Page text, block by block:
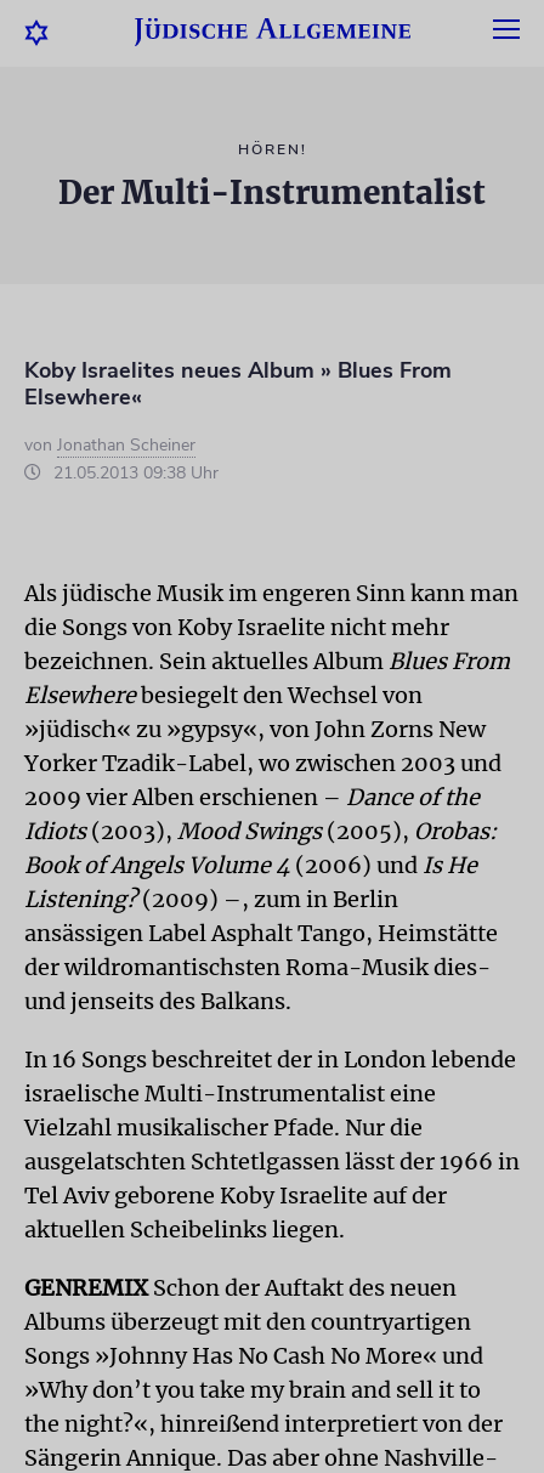
HÖREN!
Der Multi-Instrumentalist
Koby Israelites neues Album » Blues From
Elsewhere«
von Jonathan Scheiner
21.05.2013 09:38 Uhr
Als jüdische Musik im engeren Sinn kann man
die Songs von Koby Israelite nicht mehr
bezeichnen. Sein aktuelles Album Blues From
Elsewherebesiegelt den Wechsel von
»jüdisch« zu »gypsy«, von John Zorns New
Yorker Tzadik-Label, wo zwischen 2003 und
2009 vier Alben erschienen – Dance of the
Idiots(2003), Mood Swings(2005), Orobas:
Book of Angels Volume 4 (2006) und Is He
Listening?(2009) –, zum in Berlin
ansässigen Label Asphalt Tango, Heimstätte
der wildromantischsten Roma-Musik dies-
und jenseits des Balkans.
In 16 Songs beschreitet der in London lebende
israelische Multi-Instrumentalist eine
Vielzahl musikalischer Pfade. Nur die
ausgelatschten Schtetlgassen lässt der 1966 in
Tel Aviv geborene Koby Israelite auf der
aktuellen Scheibelinks liegen.
GENREMIXSchon der Auftakt des neuen
Albums überzeugt mit den countryartigen
Songs »Johnny Has No Cash No More« und
»Why don’t you take my brain and sell it to
the night?«, hinreißend interpretiert von der
Sängerin Annique. Das aber ohne Nashville-